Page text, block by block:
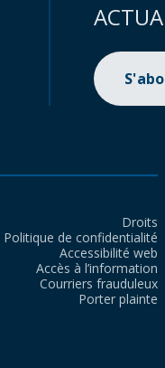
Droits
Politique de confidentialité
Accessibilité web
Accès à l’information
Courriers frauduleux
Porter plainte